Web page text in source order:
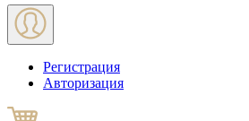
Регистрация
Авторизация